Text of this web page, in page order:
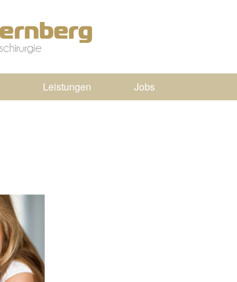
Leistungen Jobs